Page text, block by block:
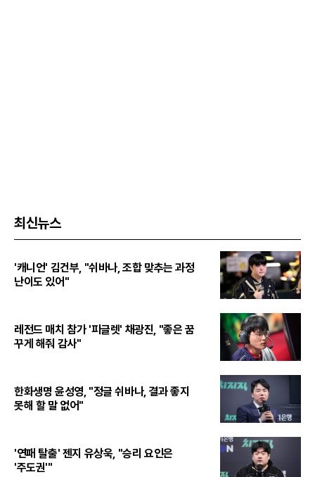
최신뉴스
'캐니언' 김건부, "쉬바나, 조합 맞추는 과정
난이도 있어"
레전드 매치 참가 '피글렛' 채광진, "좋은 꿈
꾸게 해줘 감사"
한화생명 윤성영, "정글 쉬바나, 결과 좋지
못해 할 말 없어"
'연패 탈출' 젠지 유상욱, "승리 요인은
'주도권'"